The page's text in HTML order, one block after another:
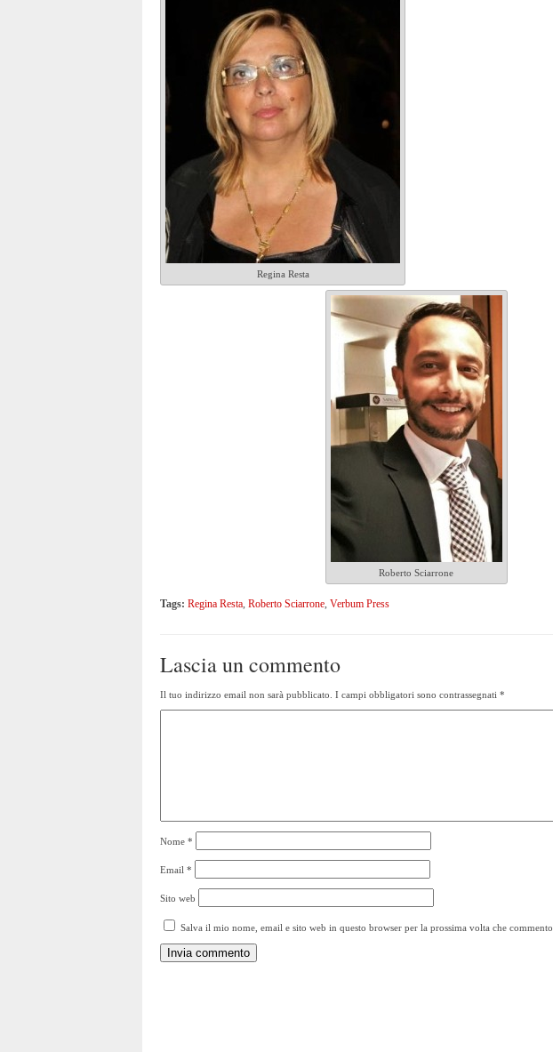
Regina Resta
Roberto Sciarrone
Tags: Regina Resta, Roberto Sciarrone, Verbum Press
Lascia un commento
Il tuo indirizzo email non sarà pubblicato. I campi obbligatori sono contrassegnati *
Nome *
Email *
Sito web
Salva il mio nome, email e sito web in questo browser per la prossima volta che commento.